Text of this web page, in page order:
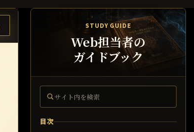
STUDY GUIDE
Web担当者の
ガイドブック
サイト内を検索
目次